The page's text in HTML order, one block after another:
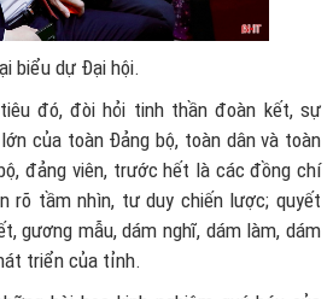
biểu dự Đại hội.
đó, đòi hỏi tinh thần đoàn kết, sự
của toàn Đảng bộ, toàn dân và toàn
đảng viên, trước hết là các đồng chí
rõ tầm nhìn, tư duy chiến lược; quyết
gương mẫu, dám nghĩ, dám làm, dám
triển của tỉnh.